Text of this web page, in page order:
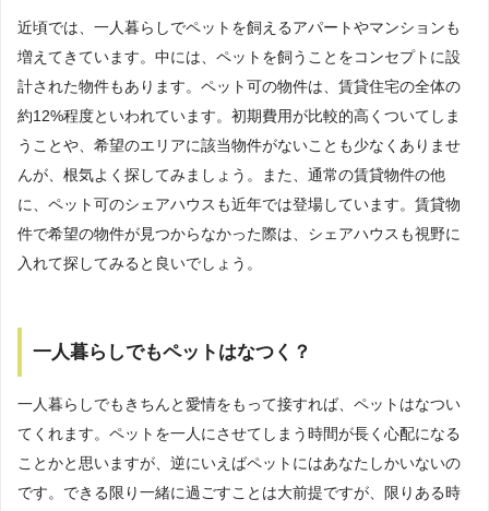
近頃では、一人暮らしでペットを飼えるアパートやマンションも
増えてきています。中には、ペットを飼うことをコンセプトに設
計された物件もあります。ペット可の物件は、賃貸住宅の全体の
約12%程度といわれています。初期費用が比較的高くついてしま
うことや、希望のエリアに該当物件がないことも少なくありませ
んが、根気よく探してみましょう。また、通常の賃貸物件の他
に、ペット可のシェアハウスも近年では登場しています。賃貸物
件で希望の物件が見つからなかった際は、シェアハウスも視野に
入れて探してみると良いでしょう。
一人暮らしでもペットはなつく？
一人暮らしでもきちんと愛情をもって接すれば、ペットはなつい
てくれます。ペットを一人にさせてしまう時間が長く心配になる
ことかと思いますが、逆にいえばペットにはあなたしかいないの
です。できる限り一緒に過ごすことは大前提ですが、限りある時